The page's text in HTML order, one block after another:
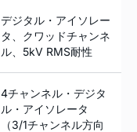
デジタル・アイソレー
タ、クワッドチャンネ
ル、5kV RMS耐性
4チャンネル・デジタ
ル・アイソレータ
（3/1チャンネル方向